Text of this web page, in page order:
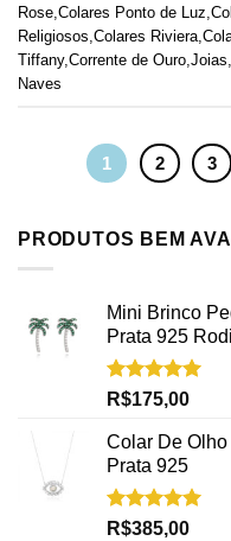
Rose Colares Ponto de Luz
Religiosos Colares Riviera
Tiffany, Corrente de Ouro Joias
Naves
1 2 3
PRODUTOS BEM
Mini Brinco
Prata 925
Avaliação
R$175,00
Colar De Olho
Prata 925
Avaliação
R$385,00